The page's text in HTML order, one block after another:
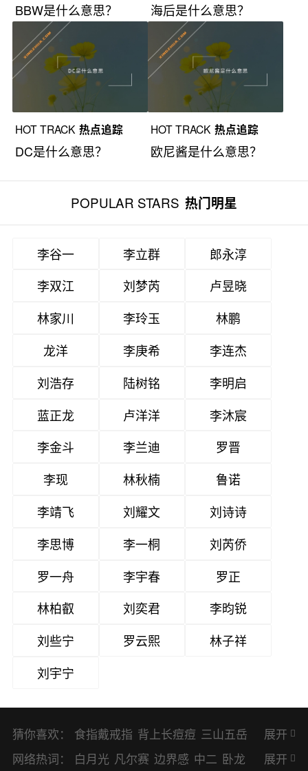
BBW是什么意思？ 海后是什么意思？
HOT TRACK 热点追踪
DC是什么意思？
HOT TRACK 热点追踪
欧尼酱是什么意思？
POPULAR STARS 热门明星
李谷一 李立群
郎永淳
李双江
刘梦芮
卢昱晓
林家川
李玲玉
林鹏
龙洋
李庚希
李连杰
刘浩存
陆树铭
李明启
蓝正龙
卢洋洋
李沐宸
李金斗
李兰迪
罗晋
李现
林秋楠
鲁诺
李靖飞
刘耀文
刘诗诗
李思博
李一桐
刘芮侨
罗一舟
李宇春
罗正
林柏叡
刘奕君
李昀锐
刘些宁
罗云熙
林子祥
刘宇宁
猜你喜欢： 食指戴戒指 背上长痘痘 三山五岳
避暑胜地
展开
网络热词：
白月光 凡尔赛 边界感 中二 卧龙 展开